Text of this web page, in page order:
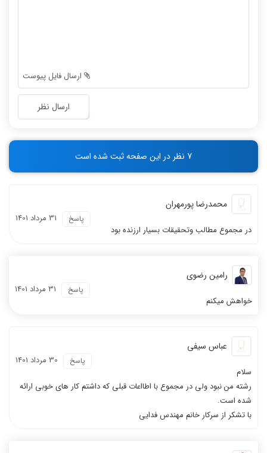
-
-
ارسال نظر
7 نظر در این صفحه ثبت شده است
محمدرضا پورمهران
31 مرداد 1401 پاسخ
در مجموع مطالب وتحقیقات بسیار ارزنده بود
رامین رضوی
31 مرداد 1401 پاسخ
خواهش میکنم
عباس سیفی
30 مرداد 1401 پاسخ
سلام
رشته من نبود ولی در مجموع با اطااعات قبلی که داشتم کار های خوبی ارائه
شده است.
با تشکر از سرکار خانم مهندس فدایی